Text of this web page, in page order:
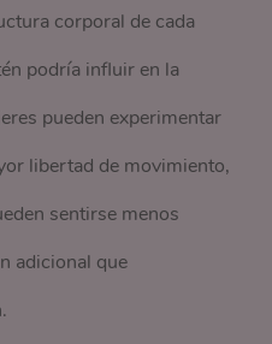
corporal de cada
podría influir en la
pueden experimentar
libertad de movimiento,
sentirse menos
adicional que